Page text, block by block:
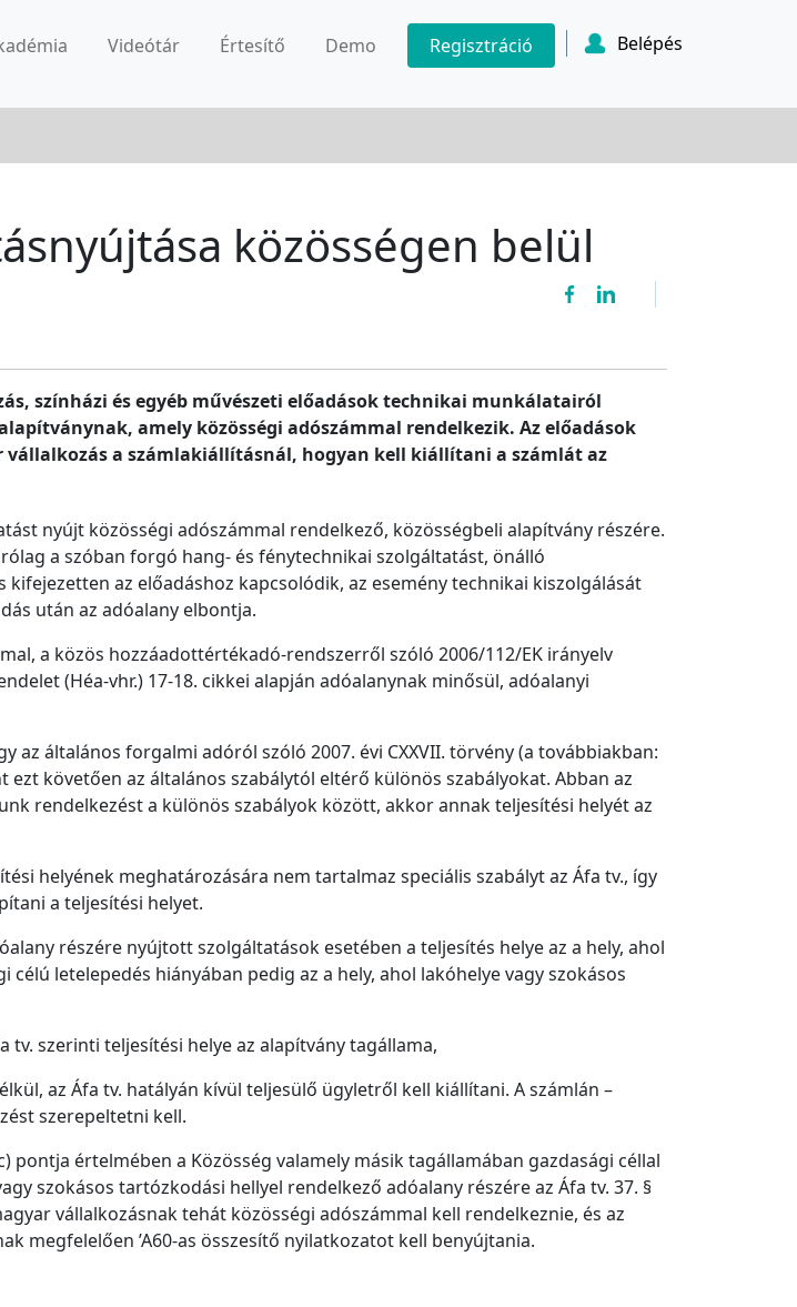
Videótár Értesítő Demo Regisztráció Belépés
közösségen belül
színházi és egyéb művészeti előadások technikai munkálatairól
amely közösségi adószámmal rendelkezik. Az előadások
a számlakiállításnál, hogyan kell kiállítani a számlát az
nyújt közösségi adószámmal rendelkező, közösségbeli alapítvány részére.
a szóban forgó hang- és fénytechnikai szolgáltatást, önálló
az előadáshoz kapcsolódik, az esemény technikai kiszolgálását
után az adóalany elbontja.
a közös hozzáadottértékadó-rendszerről szóló 2006/112/EK irányelv
(Héa-vhr.) 17-18. cikkei alapján adóalanynak minősül, adóalanyi
az általános forgalmi adóról szóló 2007. évi CXXVII. törvény (a továbbiakban:
követően az általános szabálytól eltérő különös szabályokat. Abban az
rendelkezést a különös szabályok között, akkor annak teljesítési helyét az
helyének meghatározására nem tartalmaz speciális szabályt az Áfa tv., így
a teljesítési helyet.
részére nyújtott szolgáltatások esetében a teljesítés helye az a hely, ahol
letelepedés hiányában pedig az a hely, ahol lakóhelye vagy szokásos
szerinti teljesítési helye az alapítvány tagállama,
az Áfa tv. hatályán kívül teljesülő ügyletről kell kiállítani. A számlán –
szerepeltetni kell.
pontja értelmében a Közösség valamely másik tagállamában gazdasági céllal
szokásos tartózkodási hellyel rendelkező adóalany részére az Áfa tv. 37. §
vállalkozásnak tehát közösségi adószámmal kell rendelkeznie, és az
megfelelően ’A60-as összesítő nyilatkozatot kell benyújtania.